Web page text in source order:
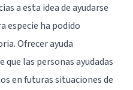
a esta idea de ayudarse
especie ha podido
Ofrecer ayuda
que las personas ayudadas
en futuras situaciones de